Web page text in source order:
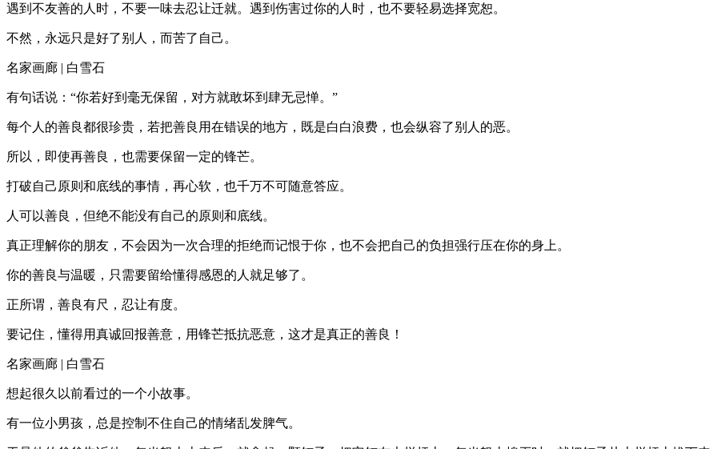
遇到不友善的人时，不要一味去忍让迁就。遇到伤害过你的人时，也不要轻易选择宽恕。
不然，永远只是好了别人，而苦了自己。
名家画廊 | 白雪石
有句话说：“你若好到毫无保留，对方就敢坏到肆无忌惮。”
每个人的善良都很珍贵，若把善良用在错误的地方，既是白白浪费，也会纵容了别人的恶。
所以，即使再善良，也需要保留一定的锋芒。
打破自己原则和底线的事情，再心软，也千万不可随意答应。
人可以善良，但绝不能没有自己的原则和底线。
真正理解你的朋友，不会因为一次合理的拒绝而记恨于你，也不会把自己的负担强行压在你的身上。
你的善良与温暖，只需要留给懂得感恩的人就足够了。
正所谓，善良有尺，忍让有度。
要记住，懂得用真诚回报善意，用锋芒抵抗恶意，这才是真正的善良！
名家画廊 | 白雪石
想起很久以前看过的一个小故事。
有一位小男孩，总是控制不住自己的情绪乱发脾气。